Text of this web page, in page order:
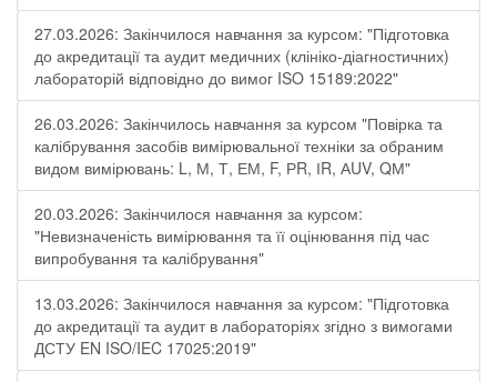
27.03.2026: Закінчилося навчання за курсом: "Підготовка
до акредитації та аудит медичних (клініко-діагностичних)
лабораторій відповідно до вимог ISO 15189:2022"
26.03.2026: Закінчилось навчання за курсом "Повірка та
калібрування засобів вимірювальної техніки за обраним
видом вимірювань: L, М, Т, ЕМ, F, РR, ІR, АUV, QМ"
20.03.2026: Закінчилося навчання за курсом:
"Невизначеність вимірювання та її оцінювання під час
випробування та калібрування"
13.03.2026: Закінчилося навчання за курсом: "Підготовка
до акредитації та аудит в лабораторіях згідно з вимогами
ДСТУ EN ISO/IEC 17025:2019"